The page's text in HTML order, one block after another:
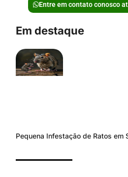
Entre em contato conosco
Em destaque
Pequena Infestação de Ratos em